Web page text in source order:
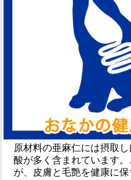
原材料の亜麻仁には摂取
酸が多く含まれています
が、皮膚と毛艶を健康に保